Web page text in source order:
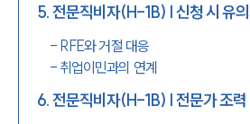
5.전문직비자(H-1B) | 신청 시 유
- RFE와 거절 대응
-취업이민과의 연계
6.전문직비자(H-1B) | 전문가 조력